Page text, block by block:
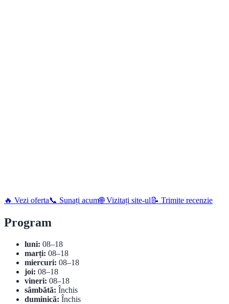
🔥 Vezi oferta📞 Sunați acum🌐 Vizitați site-ul 📝 Trimite recenzie
Program
luni: 08–18
marți: 08–18
miercuri: 08–18
joi: 08–18
vineri: 08–18
sâmbătă: Închis
duminică: Închis